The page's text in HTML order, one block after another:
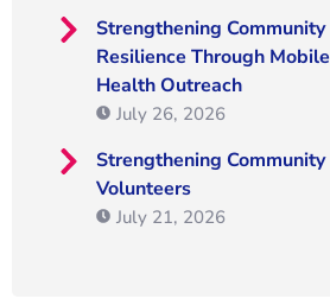
Strengthening Community
Resilience Through Mobile
Health Outreach
July 26, 2026
Strengthening Community
Volunteers
July 21, 2026